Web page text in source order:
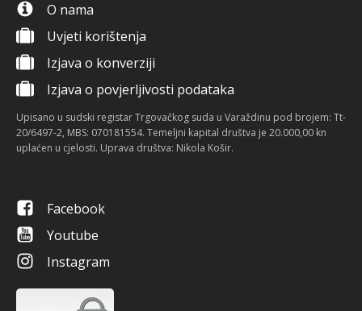
O nama
Uvjeti korištenja
Izjava o konverziji
Izjava o povjerljivosti podataka
Upisano u sudski registar Trgovačkog suda u Varaždinu pod brojem: Tt-
20/6497-2, MBS: 070181554. Temeljni kapital društva je 20.000,00 kn
uplaćen u cjelosti. Uprava društva: Nikola Košir.
Facebook
Youtube
Instagram